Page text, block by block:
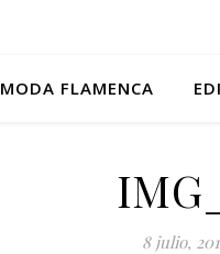
MODA FLAMENCA
8 julio,